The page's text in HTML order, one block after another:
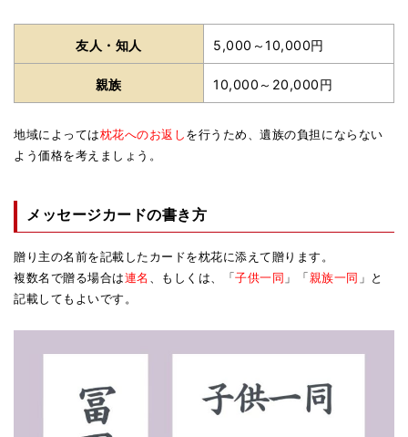
友人・知人 5,000～10,000円
親族 10,000～20,000円
地域によっては枕花へのお返しを行うため、遺族の負担にならない
よう価格を考えましょう。
メッセージカードの書き方
贈り主の名前を記載したカードを枕花に添えて贈ります。
複数名で贈る場合は連名 、もしくは、「子供一同 」「親族一同 」と
記載してもよいです。